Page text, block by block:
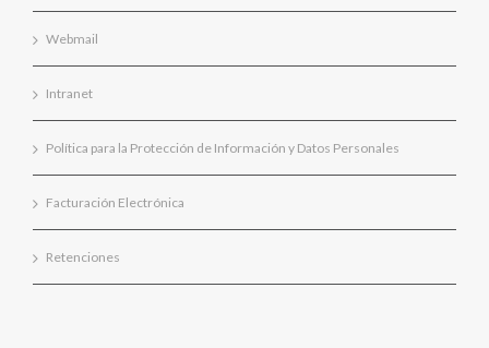
Webmail
Intranet
Política para la Protección de Información y Datos Personales
Facturación Electrónica
Retenciones